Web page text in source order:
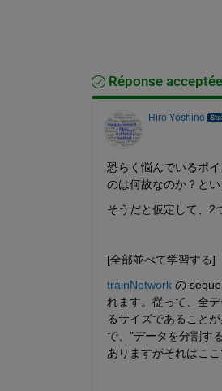
Réponse acceptée
Hiro Yoshino
恐らく悩んでいるポ
のは何故なのか？と
そうだと仮定して、2
[全部並べて学習する]
trainNetwork の
れます。従って、全
るサイズであること
で、"データを分割す
ありますがそれはこ